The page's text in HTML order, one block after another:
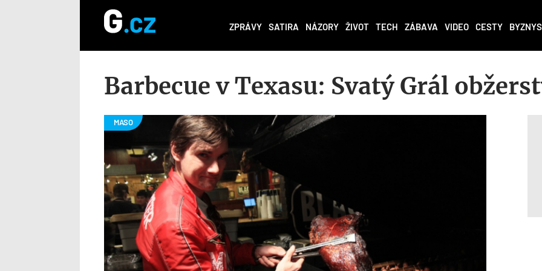
ZPRÁVY SATIRA NÁZORY ŽIVOT TECH ZÁBAVA VIDEO CESTY BYZNYS
Barbecue v Texasu: Svatý Grál